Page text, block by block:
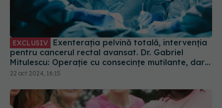
EXCLUSIV
pentru cancerul rectal avansat. Dr. Gabriel
Mitulescu: Operație cu consecințe mutilante, dar
singura. Se extirpă toate organele, părțile,
22 oct 2024, 16:15